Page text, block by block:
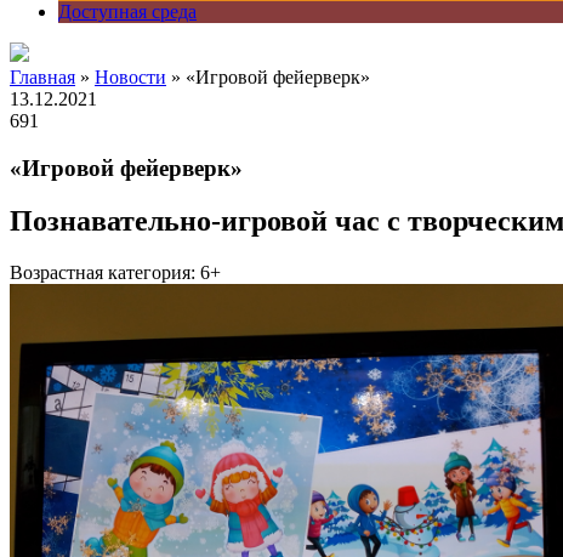
Доступная среда
Главная » Новости » «Игровой фейерверк»
13.12.2021
691
«Игровой фейерверк»
Познавательно-игровой час с
Возрастная категория: 6+